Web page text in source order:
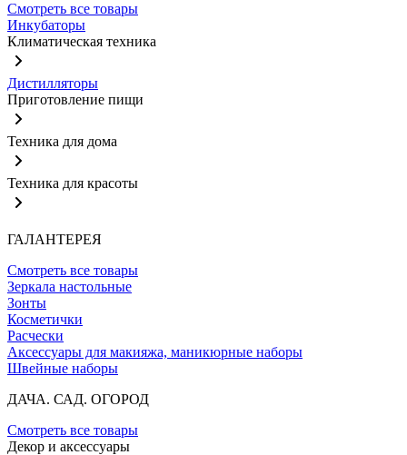
Смотреть все товары
Инкубаторы
Климатическая техника
Дистилляторы
Приготовление пищи
Техника для дома
Техника для красоты
ГАЛАНТЕРЕЯ
Смотреть все товары
Зеркала настольные
Зонты
Косметички
Расчески
Аксессуары для макияжа, маникюрные наборы
Швейные наборы
ДАЧА. САД. ОГОРОД
Смотреть все товары
Декор и аксессуары